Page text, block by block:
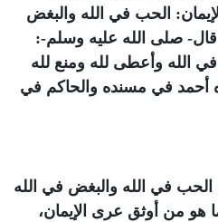
الحب في الله والبغض
صلى الله عليه وسلم-:
الله وأعطى لله ومنع لله
أحمد في مسنده والحاكم في
في الله والبغض في الله
هو من أوثق عرى الإيمان،